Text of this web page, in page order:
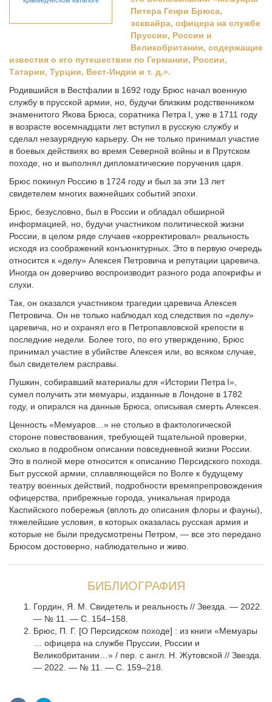
Питера Генри Брюса,
эсквайра, офицера на службе
Пруссии, России и
Великобритании, содержащие
известия о его путешествии по Германии, России,
Татарии, Турции, Вест-Индии и т. д.».
Родившийся в Вестфалии в 1692 году Брюс начал военную
службу в прусской армии, но, будучи близким родственником
знаменитого Якова Брюса, соратника Петра I, уже в 1711 году
в возрасте восемнадцати лет вступил в русскую службу и
сделал незаурядную карьеру. Он не только принимал участие
в боевых действиях во время Северной войны и в Прутском
походе, но и выполнял дипломатические поручения царя.
Брюс покинул Россию в 1724 году и был за эти 13 лет
свидетелем многих важнейших событий эпохи.
Брюс, безусловно, был в России и обладал обширной
информацией, но, будучи участником политической жизни
России, в целом ряде случаев «корректировал» реальность
исходя из соображений конъюнктурных. Это в первую очередь
относится к «делу» Алексея Петровича и репутации царевича.
Иногда он доверчиво воспроизводит разного рода апокрифы и
слухи.
Так, он оказался участником трагедии царевича Алексея
Петровича. Он не только наблюдал ход следствия по «делу»
царевича, но и охранял его в Петропавловской крепости в
последние недели. Более того, по его утверждению, Брюс
принимал участие в убийстве Алексея или, во всяком случае,
был свидетелем расправы.
Пушкин, собиравший материалы для «Истории Петра I»,
сумел получить эти мемуары, изданные в Лондоне в 1782
году, и опирался на данные Брюса, описывая смерть Алексея.
Ценность «Мемуаров…» не столько в фактологической
стороне повествования, требующей тщательной проверки,
сколько в подробном описании повседневной жизни России.
Это в полной мере относится к описанию Персидского похода.
Быт русской армии, сплавляющейся по Волге к будущему
театру военных действий, подробности времяпрепровождения
офицерства, прибрежные города, уникальная природа
Каспийского побережья (вплоть до описания флоры и фауны),
тяжелейшие условия, в которых оказалась русская армия и
которые не были предусмотрены Петром, — все это передано
Брюсом достоверно, наблюдательно и живо.
БИБЛИОГРАФИЯ
Гордин, Я. М. Свидетель и реальность // Звезда. — 2022.
— № 11. — С. 154–158.
Брюс, П. Г. [О Персидском походе] : из книги «Мемуары
… офицера на службе Пруссии, России и
Великобритании…» / пер. с англ. Н. Жутовской // Звезда.
— 2022. — № 11. — С. 159–218.